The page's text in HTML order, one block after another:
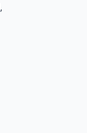
,